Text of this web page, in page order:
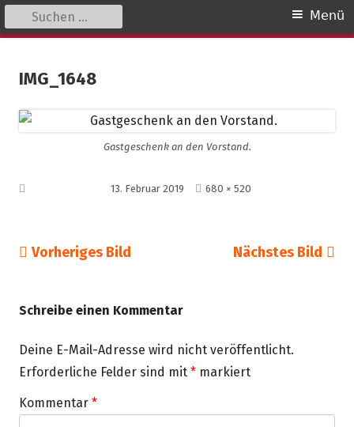
zum
Primäres
Menü
Suchen
nach:
IMG_1648
Gastgeschenk an den Vorstand.
Veröffentlicht am13. Februar 2019 Volle
680 × 520
Vorheriges Bild Nächstes Bild
Schreibe einen Kommentar
Deine E-Mail-Adresse wird nicht veröffentlicht.
Erforderliche Felder sind mit * markiert
Kommentar *